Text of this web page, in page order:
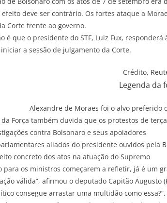
efeito deve ser contrário. Os fortes ataque a
Corte frente ao governo.
é que o presidente do STF, Luiz Fux,
a sessão de julgamento da Corte.
Crédito,
Legenda da
Alexandre de Moraes foi o alvo preferido
Força também duvida que os protestos de
contra Bolsonaro e seus apoiadores
aliados do presidente ouvidos pela
concreto dos atos na atuação do Supremo
para os ministros começarem a refletir, já é um
válida”, afirmou o deputado Capitão Augusto
consegue arrastar uma multidão como